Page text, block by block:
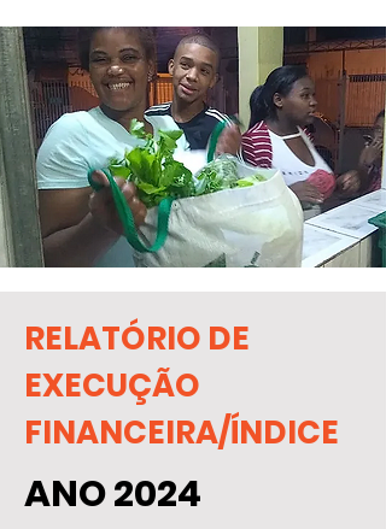
RELATÓRIO DE
EXECUÇÃO
FINANCEIRA/ÍNDICE
ANO 2024